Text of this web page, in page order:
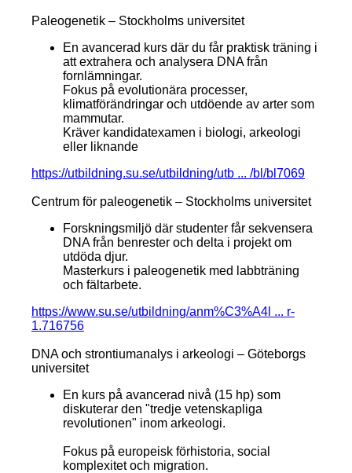
Paleogenetik – Stockholms universitet
En avancerad kurs där du får praktisk träning i
att extrahera och analysera DNA från
fornlämningar.
Fokus på evolutionära processer,
klimatförändringar och utdöende av arter som
mammutar.
Kräver kandidatexamen i biologi, arkeologi
eller liknande
https://utbildning.su.se/utbildning/utb ... /bl/bl7069
Centrum för paleogenetik – Stockholms universitet
Forskningsmiljö där studenter får sekvensera
DNA från benrester och delta i projekt om
utdöda djur.
Masterkurs i paleogenetik med labbträning
och fältarbete.
https://www.su.se/utbildning/anm%C3%A4l ... r-
1.716756
DNA och strontiumanalys i arkeologi – Göteborgs
universitet
En kurs på avancerad nivå (15 hp) som
diskuterar den "tredje vetenskapliga
revolutionen" inom arkeologi.
Fokus på europeisk förhistoria, social
komplexitet och migration.